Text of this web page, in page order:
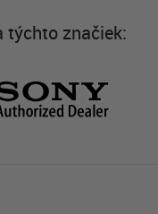
týchto značiek: